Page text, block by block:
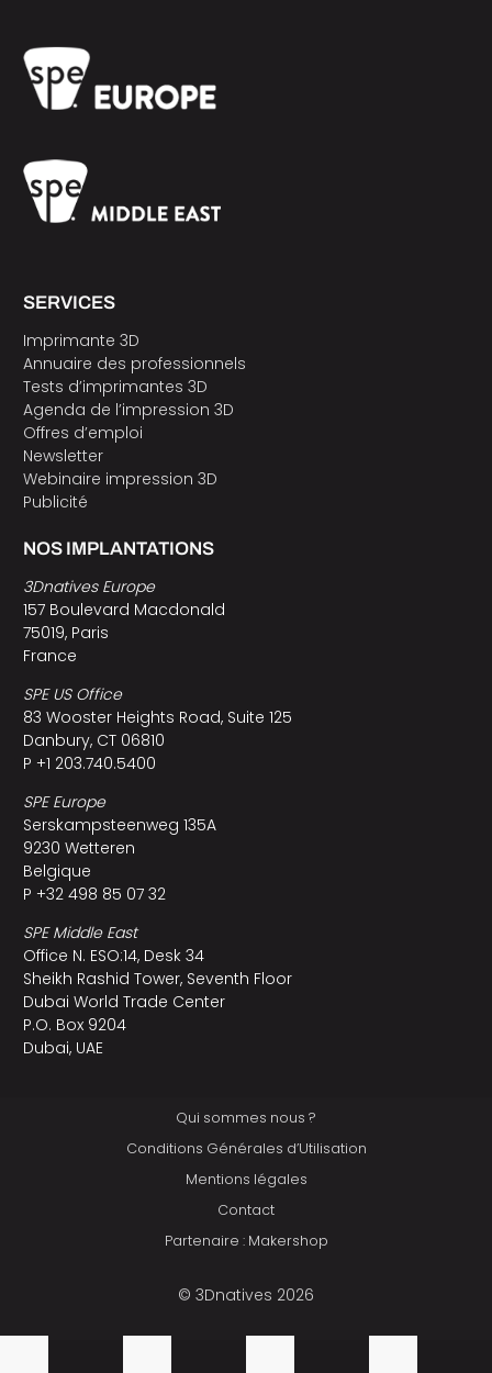
SERVICES
Imprimante 3D
Annuaire des professionnels
Tests d’imprimantes 3D
Agenda de l’impression 3D
Offres d’emploi
Newsletter
Webinaire impression 3D
Publicité
NOS IMPLANTATIONS
3Dnatives Europe
157 Boulevard Macdonald
75019, Paris
France
SPE US Office
83 Wooster Heights Road, Suite 125
Danbury, CT 06810
P +1 203.740.5400
SPE Europe
Serskampsteenweg 135A
9230 Wetteren
Belgique
P +32 498 85 07 32
SPE Middle East
Office N. ESO:14, Desk 34
Sheikh Rashid Tower, Seventh Floor
Dubai World Trade Center
P.O. Box 9204
Dubai, UAE
Qui sommes nous ?
Conditions Générales d’Utilisation
Mentions légales
Contact
Partenaire : Makershop
© 3Dnatives 2026